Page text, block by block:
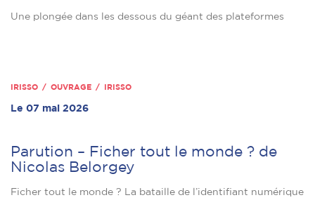
Une plongée dans les dessous du géant des plateformes
IRISSO / OUVRAGE / IRISSO
Le 07 mai 2026
Parution – Ficher tout le monde ? de
Nicolas Belorgey
Ficher tout le monde ? La bataille de l’identifiant numérique